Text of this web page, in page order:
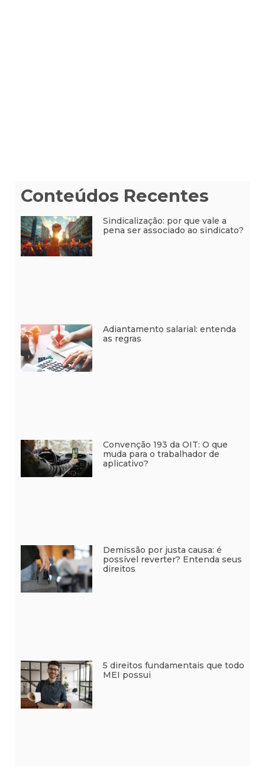
Conteúdos Recentes
Sindicalização: por que vale a
pena ser associado ao sindicato?
Adiantamento salarial: entenda
as regras
Convenção 193 da OIT: O que
muda para o trabalhador de
aplicativo?
Demissão por justa causa: é
possível reverter? Entenda seus
direitos
5 direitos fundamentais que todo
MEI possui